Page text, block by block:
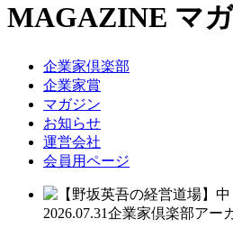
MAGAZINE マ
企業家倶楽部
企業家賞
マガジン
お知らせ
運営会社
会員用ページ
2026.07.31企業家倶楽部アー